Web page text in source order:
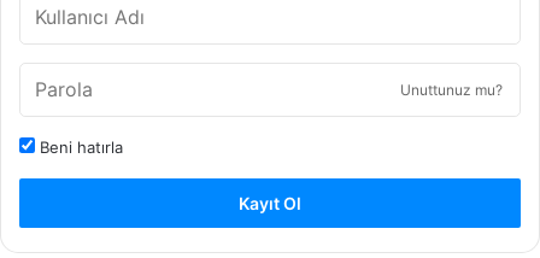
Unuttunuz mu?
Beni hatırla
Kayıt Ol